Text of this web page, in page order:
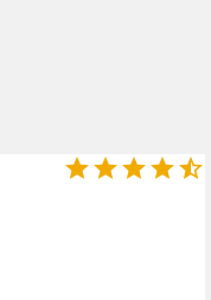
